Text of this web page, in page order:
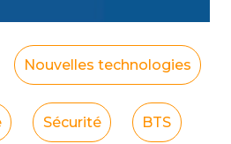
Nouvelles technologies
Sécurité BTS